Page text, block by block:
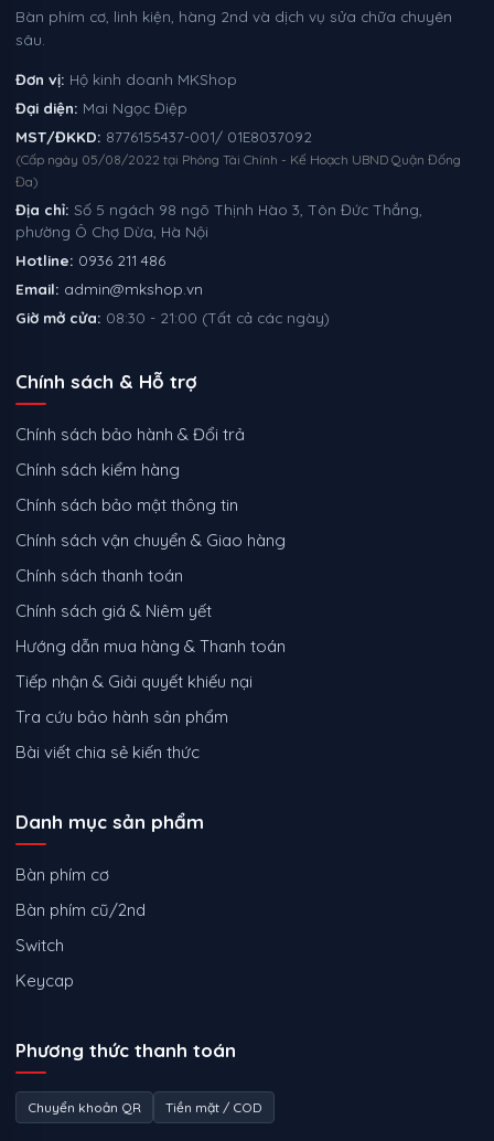
Bàn phím cơ, linh kiện, hàng 2nd và dịch vụ sửa chữa chuyên
sâu.
Đơn vị: Hộ kinh doanh MKShop
Đại diện: Mai Ngọc Điệp
MST/ĐKKD: 8776155437-001/ 01E8037092
(Cấp ngày 05/08/2022 tại Phòng Tài Chính - Kế Hoạch UBND Quận Đống
Đa)
Địa chỉ: Số 5 ngách 98 ngõ Thịnh Hào 3, Tôn Đức Thắng,
phường Ô Chợ Dừa, Hà Nội
Hotline: 0936 211 486
Email: admin@mkshop.vn
Giờ mở cửa: 08:30 - 21:00 (Tất cả các ngày)
Chính sách & Hỗ trợ
Chính sách bảo hành & Đổi trả
Chính sách kiểm hàng
Chính sách bảo mật thông tin
Chính sách vận chuyển & Giao hàng
Chính sách thanh toán
Chính sách giá & Niêm yết
Hướng dẫn mua hàng & Thanh toán
Tiếp nhận & Giải quyết khiếu nại
Tra cứu bảo hành sản phẩm
Bài viết chia sẻ kiến thức
Danh mục sản phẩm
Bàn phím cơ
Bàn phím cũ/2nd
Switch
Keycap
Phương thức thanh toán
Chuyển khoản QR Tiền mặt / COD